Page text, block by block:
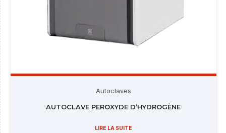
Autoclaves
AUTOCLAVE PEROXYDE D’HYDROGÈNE
LIRE LA SUITE